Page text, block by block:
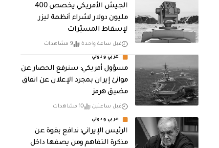
الجيش الأمريكي يخصص 400
مليون دولار لشراء أنظمة ليزر
لإسقاط المسيّرات
قبل ساعة واحدة 9 مشاهدات
عربي ودولي
مسؤول أمريكي: سنرفع الحصار عن
موانئ إيران بمجرد الإعلان عن اتفاق
مضيق هرمز
قبل ساعتين 10 مشاهدات
عربي ودولي
الرئيس الإيراني: ندافع بقوة عن
مذكرة التفاهم ومن يصفها داخل